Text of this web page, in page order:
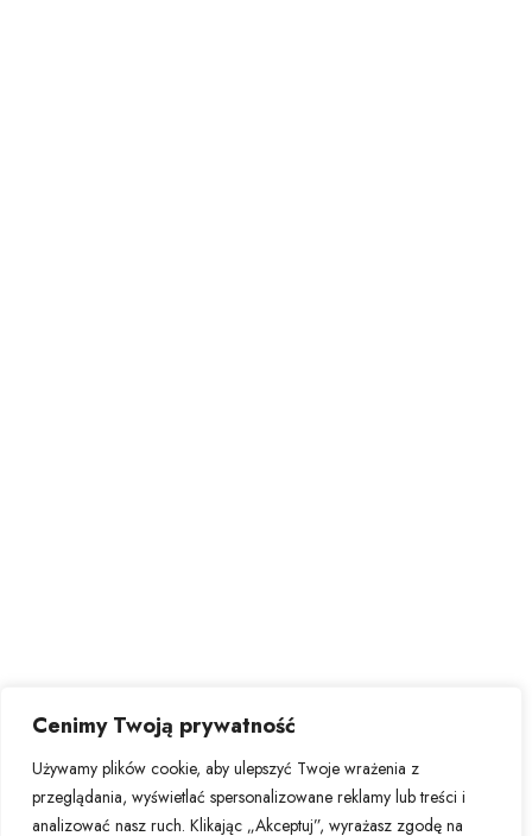
Cenimy Twoją prywatność
Używamy plików cookie, aby ulepszyć Twoje wrażenia z
przeglądania, wyświetlać spersonalizowane reklamy lub treści i
analizować nasz ruch. Klikając „Akceptuj”, wyrażasz zgodę na